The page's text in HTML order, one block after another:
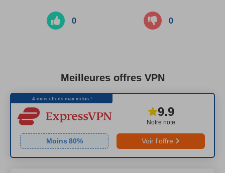
0 0
Meilleures offres VPN
4 mois offerts max inclus !
Notre note
9.9
Moins 80% Voir l’offre